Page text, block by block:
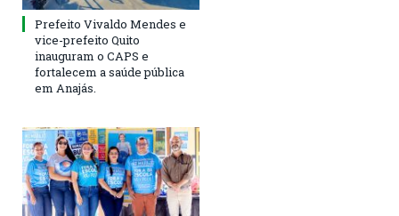
Prefeito Vivaldo Mendes e
vice-prefeito Quito
inauguram o CAPS e
fortalecem a saúde pública
em Anajás.